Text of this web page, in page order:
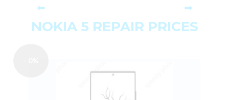
⬅ ➡
NOKIA 5 REPAIR PRICES